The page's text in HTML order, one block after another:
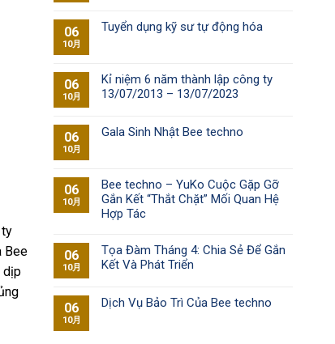
Bee
dịp
06
10月
Tuyển dụng kỹ sư tự động hóa
06
10月
Kỉ niệm 6 năm thành lập công ty
13/07/2013 – 13/07/2023
06
10月
Gala Sinh Nhật Bee techno
06
10月
Bee techno – YuKo Cuộc Gặp Gỡ
Gắn Kết “Thắt Chặt” Mối Quan Hệ
Hợp Tác
06
10月
Tọa Đàm Tháng 4: Chia Sẻ Để Gắn
Kết Và Phát Triển
06
10月
Dịch Vụ Bảo Trì Của Bee techno